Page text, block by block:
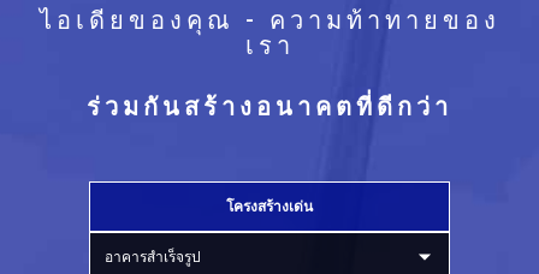
ไอเดียของคุณ - ความท้าทายของ
เรา
ร่วมกันสร้างอนาคตที่ดีกว่า
โครงสร้างเด่น
อาคารสำเร็จรูป